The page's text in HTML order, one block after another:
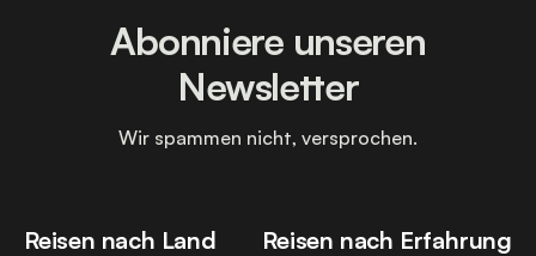
Reisen nach Land Reisen nach Erfahrung
Abonniere unseren
Newsletter
Wir spammen nicht, versprochen.